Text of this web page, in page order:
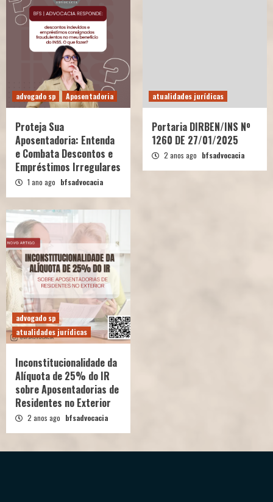
advogado sp Aposentadoria
Proteja Sua
Aposentadoria: Entenda
e Combata Descontos e
Empréstimos Irregulares
1 ano ago bfsadvocacia
atualidades jurídicas
Portaria DIRBEN/INS Nº
1260 DE 27/01/2025
2 anos ago bfsadvocacia
advogado sp
atualidades jurídicas
Inconstitucionalidade da
Alíquota de 25% do IR
sobre Aposentadorias de
Residentes no Exterior
2 anos ago bfsadvocacia